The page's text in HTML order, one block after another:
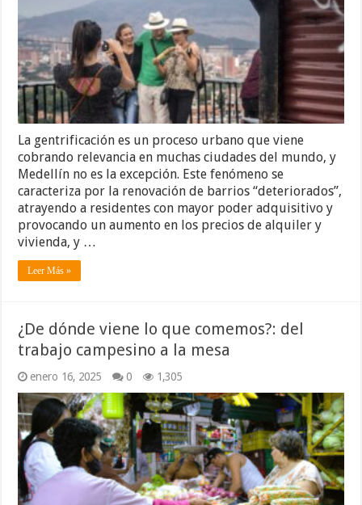
La gentrificación es un proceso urbano que viene
cobrando relevancia en muchas ciudades del mundo, y
Medellín no es la excepción. Este fenómeno se
caracteriza por la renovación de barrios “deteriorados”,
atrayendo a residentes con mayor poder adquisitivo y
provocando un aumento en los precios de alquiler y
vivienda, y …
Leer Más »
¿De dónde viene lo que comemos?: del
trabajo campesino a la mesa
enero 16, 2025 0 1,305